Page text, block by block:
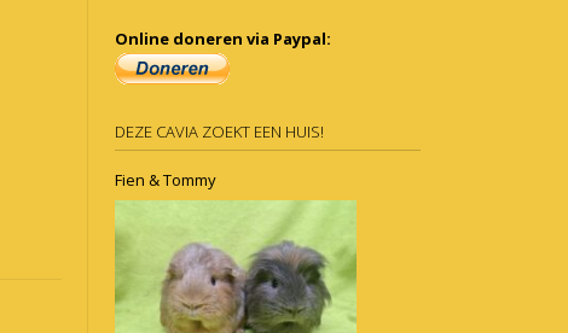
Online doneren via Paypal:
DEZE CAVIA ZOEKT EEN HUIS!
Fien & Tommy